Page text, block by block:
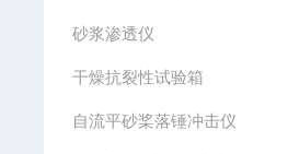
砂浆渗透仪
干燥抗裂性试验箱
自流平砂桨落锤冲击仪